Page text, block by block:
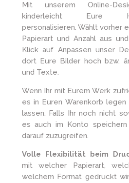
Mit unserem Online-
kinderleicht Eure
personalisieren. Wählt vorher
Papierart und Anzahl aus
Klick auf Anpassen unser
dort Eure Bilder hoch bzw.
und Texte.
Wenn Ihr mit Eurem Werk
es in Euren Warenkorb
lassen. Falls Ihr noch nicht
es auch im Konto
darauf zuzugreifen.
Volle Flexibilität beim
mit welcher Papierart,
welchem Format gedruckt